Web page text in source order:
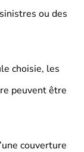
ou des
choisie, les
peuvent être
couverture